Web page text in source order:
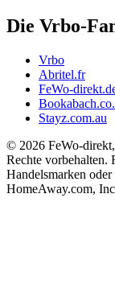
Die Vrbo-
Vrbo
Abritel.fr
FeWo-
Stayz.com.au
© 2026 FeWo-
Rechte vorbehalten.
Handelsmarken
HomeAway.com,